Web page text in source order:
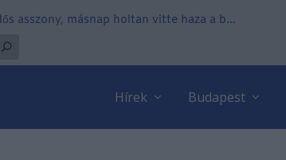
asszony, másnap holtan vitte haza a b...
Hírek Budapest